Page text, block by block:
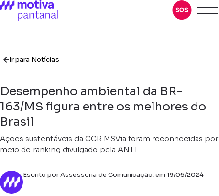
Ir para Notícias
Desempenho ambiental da BR-
163/MS figura entre os melhores do
Brasil
Ações sustentáveis da CCR MSVia foram reconhecidas por
meio de ranking divulgado pela ANTT
Escrito por Assessoria de Comunicação, em 19/06/2024